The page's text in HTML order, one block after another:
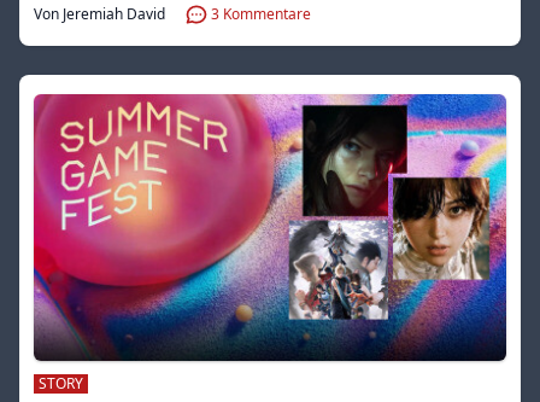
Von Jeremiah David 3 Kommentare
STORY